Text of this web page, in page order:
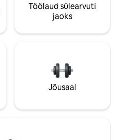
Töölaud sülearvuti
jaoks
Jõusaal